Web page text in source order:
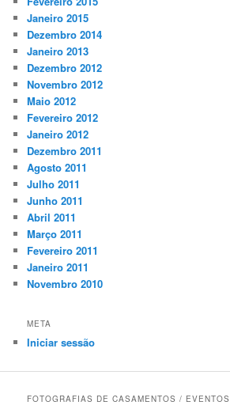
Janeiro 2015
Dezembro 2014
Janeiro 2013
Dezembro 2012
Novembro 2012
Maio 2012
Fevereiro 2012
Janeiro 2012
Dezembro 2011
Agosto 2011
Julho 2011
Junho 2011
Abril 2011
Março 2011
Fevereiro 2011
Janeiro 2011
Novembro 2010
META
Iniciar sessão
FOTOGRAFIAS DE CASAMENTOS / EVENTOS